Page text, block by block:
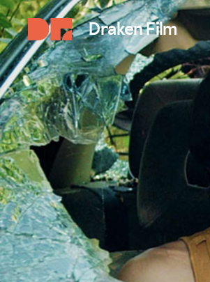
Draken Film